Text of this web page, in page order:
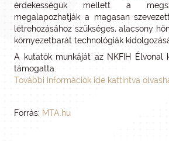
érdekességük mellett a
megalapozhatják a magasan
létrehozásához szükséges, alacsony
környezetbarát technológiák
A kutatók munkáját az NKFIH Élvonal
támogatta.
További információk ide kattintva
Forrás: MTA.hu